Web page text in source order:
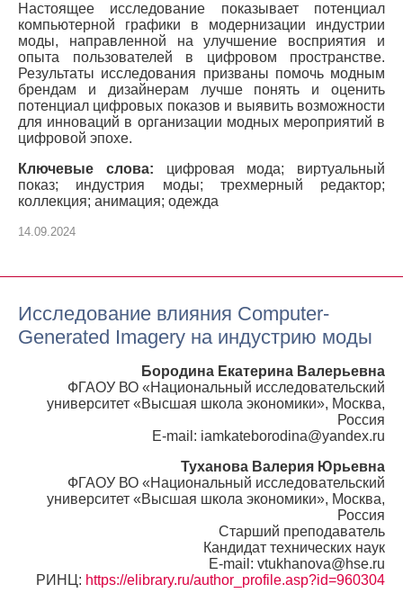
Настоящее исследование показывает потенциал
компьютерной графики в модернизации индустрии
моды, направленной на улучшение восприятия и
опыта пользователей в цифровом пространстве.
Результаты исследования призваны помочь модным
брендам и дизайнерам лучше понять и оценить
потенциал цифровых показов и выявить возможности
для инноваций в организации модных мероприятий в
цифровой эпохе.
Ключевые слова: цифровая мода; виртуальный
показ; индустрия моды; трехмерный редактор;
коллекция; анимация; одежда
14.09.2024
Исследование влияния Computer-
Generated Imagery на индустрию моды
Бородина Екатерина Валерьевна
ФГАОУ ВО «Национальный исследовательский
университет «Высшая школа экономики», Москва,
Россия
E-mail: iamkateborodina@yandex.ru
Туханова Валерия Юрьевна
ФГАОУ ВО «Национальный исследовательский
университет «Высшая школа экономики», Москва,
Россия
Старший преподаватель
Кандидат технических наук
E-mail: vtukhanova@hse.ru
РИНЦ: https://elibrary.ru/author_profile.asp?id=960304